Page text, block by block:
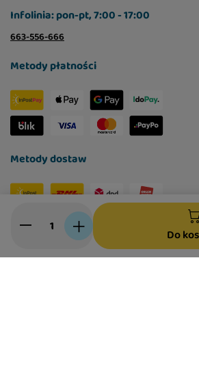
Do
Infolinia: pon-pt, 7:00 - 17:00
663-556-666
Metody płatności
Metody dostaw
Social media